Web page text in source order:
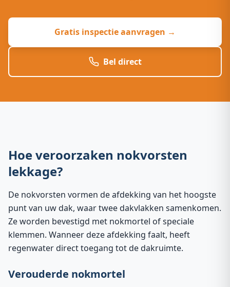
Gratis inspectie aanvragen →
Bel direct
Hoe veroorzaken nokvorsten
lekkage?
De nokvorsten vormen de afdekking van het hoogste
punt van uw dak, waar twee dakvlakken samenkomen.
Ze worden bevestigd met nokmortel of speciale
klemmen. Wanneer deze afdekking faalt, heeft
regenwater direct toegang tot de dakruimte.
Verouderde nokmortel